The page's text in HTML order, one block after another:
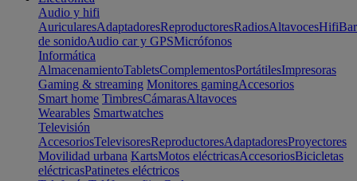
Audio y hifi
AuricularesAdaptadoresReproductoresRadiosAltavocesHifi
de sonidoAudio car y GPSMicrófonos
Informática
AlmacenamientoTabletsComplementosPortátilesImpresoras
Gaming & streaming Monitores gamingAccesorios
Smart home TimbresCámarasAltavoces
Wearables Smartwatches
Televisión
AccesoriosTelevisoresReproductoresAdaptadoresProyectores
Movilidad urbana KartsMotos eléctricasAccesoriosBicicletas
eléctricasPatinetes eléctricos